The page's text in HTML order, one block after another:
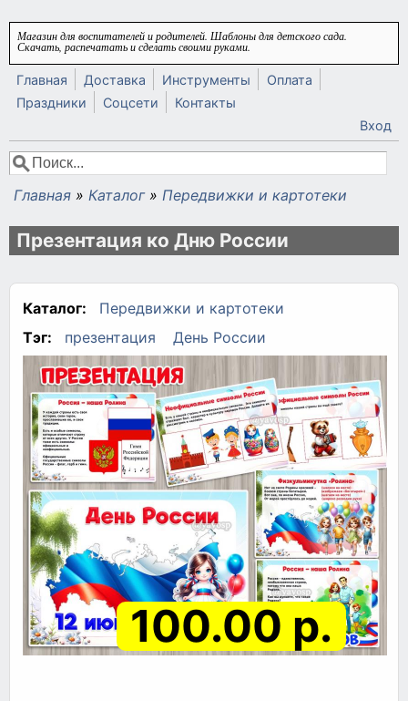
Перейти к основному содержанию
Магазин для воспитателей и родителей. Шаблоны для детского сада.
Скачать, распечатать и сделать своими руками.
Главная Доставка Инструменты
Оплата
Праздники
Соцсети
Контакты
Вход
Форма поиска
Поиск
Вы здесь
Главная » Каталог » Передвижки и картотеки
Презентация ко Дню России
Каталог:
Передвижки и картотеки
Тэг:
презентация День России
100.00 р.